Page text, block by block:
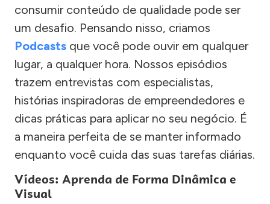
consumir conteúdo de qualidade pode ser
um desafio. Pensando nisso, criamos
Podcasts que você pode ouvir em qualquer
lugar, a qualquer hora. Nossos episódios
trazem entrevistas com especialistas,
histórias inspiradoras de empreendedores e
dicas práticas para aplicar no seu negócio. É
a maneira perfeita de se manter informado
enquanto você cuida das suas tarefas diárias.
Vídeos: Aprenda de Forma Dinâmica e
Visual